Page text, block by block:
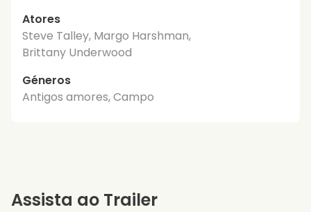
Atores
Steve Talley, Margo Harshman,
Brittany Underwood
Géneros
Antigos amores, Campo
Assista ao Trailer